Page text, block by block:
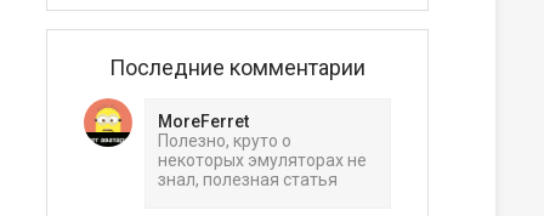
Последние комментарии
MoreFerret
Полезно, круто о
некоторых эмуляторах не
знал, полезная статья